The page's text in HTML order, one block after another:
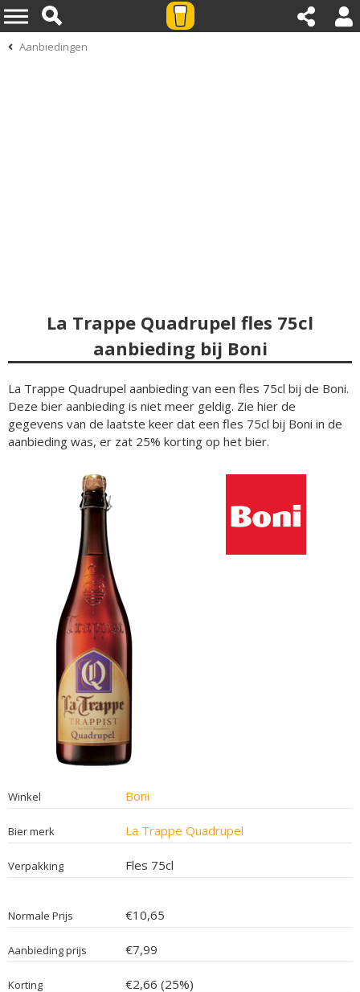
Aanbiedingen
La Trappe Quadrupel fles 75cl
aanbieding bij Boni
La Trappe Quadrupel aanbieding van een fles 75cl bij de Boni.
Deze bier aanbieding is niet meer geldig. Zie hier de
gegevens van de laatste keer dat een fles 75cl bij Boni in de
aanbieding was, er zat 25% korting op het bier.
Winkel Boni
Bier merk La Trappe Quadrupel
Verpakking Fles 75cl
Normale Prijs €10,65
Aanbieding prijs €7,99
Korting €2,66 (25%)